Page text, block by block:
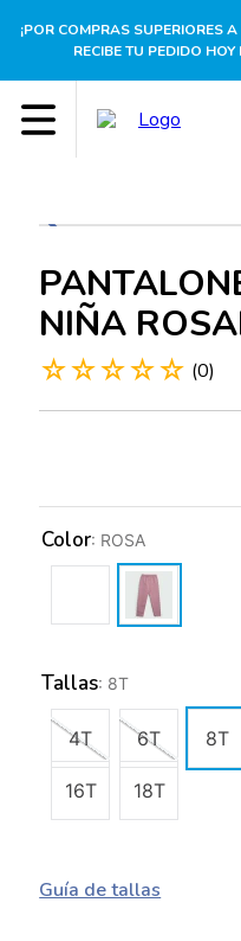
¡POR COMPRAS SUPERIORES
RECIBE TU PEDIDO
NIÑA
☆☆☆☆☆ (0)
Tallas: 8T
4T 6T 8T
16T 18T
Color: ROSA
Guía de tallas